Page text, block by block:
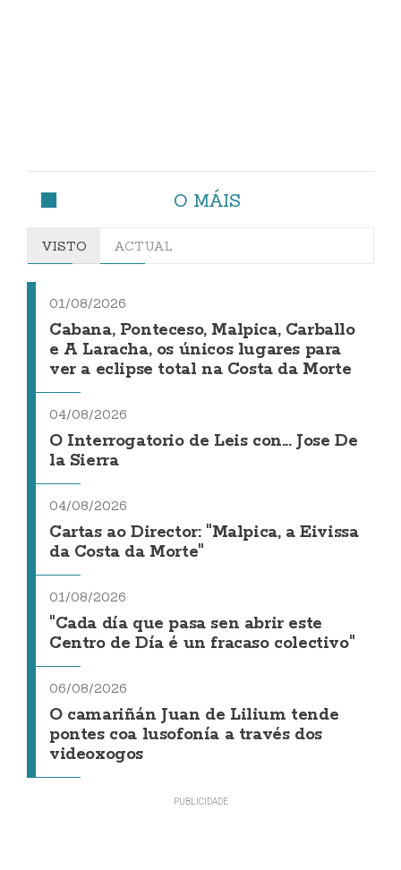
O MÁIS
VISTO ACTUAL
01/08/2026
Cabana, Ponteceso, Malpica, Carballo
e A Laracha, os únicos lugares para
ver a eclipse total na Costa da Morte
04/08/2026
O Interrogatorio de Leis con... Jose De
la Sierra
04/08/2026
Cartas ao Director: "Malpica, a Eivissa
da Costa da Morte"
01/08/2026
"Cada día que pasa sen abrir este
Centro de Día é un fracaso colectivo"
06/08/2026
O camariñán Juan de Lilium tende
pontes coa lusofonía a través dos
videoxogos